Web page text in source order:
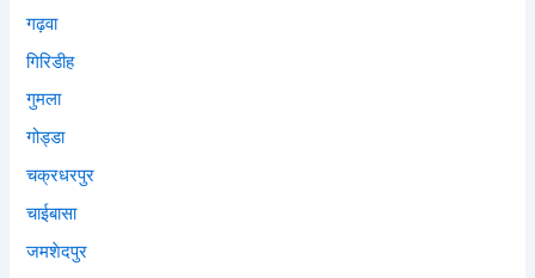
गढ़वा
गिरिडीह
गुमला
गोड्डा
चक्रधरपुर
चाईबासा
जमशेदपुर